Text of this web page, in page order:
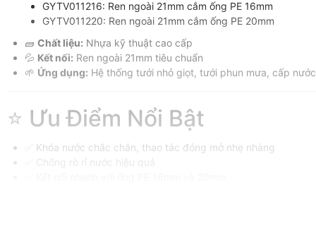
GYTV011216: Ren ngoài 21mm cắm ống PE 16mm
GYTV011220: Ren ngoài 21mm cắm ống PE 20mm
🧱 Chất liệu: Nhựa kỹ thuật cao cấp
💦 Kết nối: Ren ngoài 21mm tiêu chuẩn
🌱 Ứng dụng: Hệ thống tưới nhỏ giọt, tưới phun mưa, cấp
⭐ Ưu Điểm Nổi Bật
✅ Khóa nước chắc chắn, thao tác đóng mở nhẹ nhàng
✅ Chống rò rỉ nước hiệu quả